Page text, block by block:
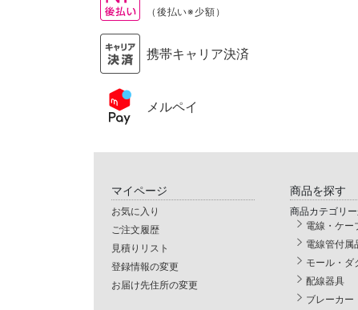
（後払い※少額）
携帯キャリア決済
メルペイ
マイページ
お気に入り
ご注文履歴
見積りリスト
登録情報の変更
お届け先住所の変更
商品を探す
商品カテゴリ
電線・ケー
電線管付属
モール・ダ
配線器具
ブレーカー